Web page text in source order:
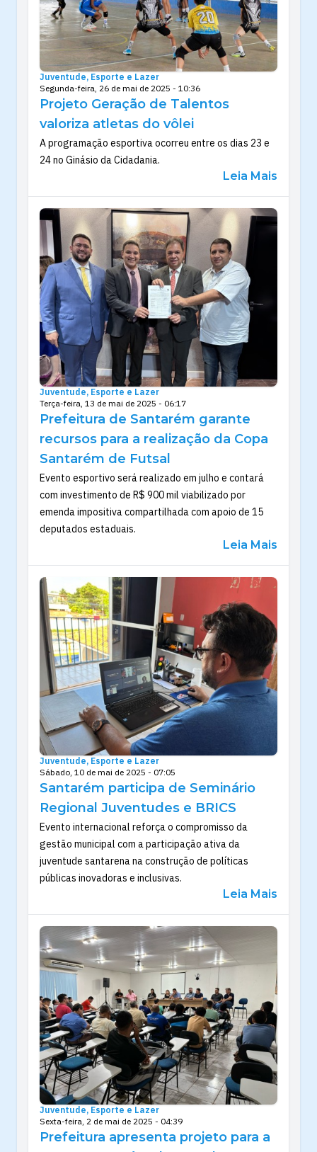
Juventude, Esporte e Lazer
Segunda-feira, 26 de mai de 2025 - 10:36
Projeto Geração de Talentos
valoriza atletas do vôlei
A programação esportiva ocorreu entre os dias 23 e
24 no Ginásio da Cidadania.
Leia Mais
Juventude, Esporte e Lazer
Terça-feira, 13 de mai de 2025 - 06:17
Prefeitura de Santarém garante
recursos para a realização da Copa
Santarém de Futsal
Evento esportivo será realizado em julho e contará
com investimento de R$ 900 mil viabilizado por
emenda impositiva compartilhada com apoio de 15
deputados estaduais.
Leia Mais
Juventude, Esporte e Lazer
Sábado, 10 de mai de 2025 - 07:05
Santarém participa de Seminário
Regional Juventudes e BRICS
Evento internacional reforça o compromisso da
gestão municipal com a participação ativa da
juventude santarena na construção de políticas
públicas inovadoras e inclusivas.
Leia Mais
Juventude, Esporte e Lazer
Sexta-feira, 2 de mai de 2025 - 04:39
Prefeitura apresenta projeto para a